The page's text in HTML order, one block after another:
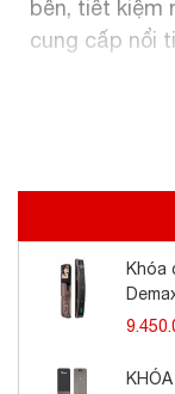
bền, tiết kiệm
cung cấp nổi
- Tiện lợi, dễ
sơn tĩnh điện
- Đánh lửa
Hệ thống
pin, tiện dụng
Khóa